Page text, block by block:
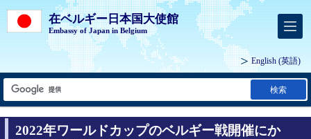
在ベルギー日本国大使館
Embassy of Japan in Belgium
English (英語)
検索
2022年ワールドカップのベルギー戦開催にか